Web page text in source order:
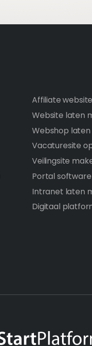
Affiliate
Website laten
Webshop
Vacaturesite
Veilingsite
Portal software
Intranet laten
Digitaal